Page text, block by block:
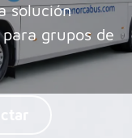
solución
grupos de